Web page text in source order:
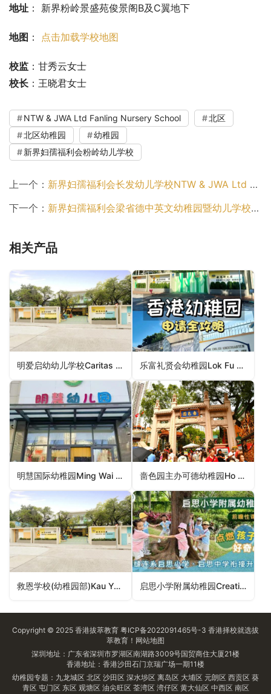
地址 ： 新界粉岭景盛苑俊景阁B及C翼地下
地图 ： 点击加载学校地图
校监 ：甘秀云女士
校长 ：王晓君女士
NTW & JWA Ltd Fanling Nursery School
北区
北区幼稚园
幼稚园
新界妇孺福利会粉岭幼儿学校
上一个： 新界妇孺福利会长发幼儿学校NTW & JWA Ltd Cheung Fat Nursery School（葵青区幼稚园）
下一个： 新界妇孺福利会梁省德中英文幼稚园暨幼儿学校NTW & JWA Leung Sing Tak Anglo-Chinese Kindergarten and Nursery School（西贡区幼稚园）
相关产品
明爱启幼幼儿学校Caritas Kai Yau Nursery School（黄大仙区幼稚园） 乐富礼贤会幼稚园Lok Fu Rhenish Church Kindergarten（黄大仙区幼稚园）
明慧国际幼稚园Ming Wai International Kindergarten（东区幼稚园） 啬色园主办可德幼稚园Ho Tak Kindergarten (Sponsored By Sik Sik Yuen)（黄大仙区幼稚园）
救恩学校(幼稚园部)Kau Yan School (Kindergarten Section)（中西区幼稚园） 启思小学附属幼稚园Creative Primary School’s Kindergarten（九龙城区幼稚园）
Copyright © 2025 香港拔萃教育 粤ICP备2022091465号-3 香港择校就选拔
萃教育！ 网站地图
深圳地址：广东省深圳市罗湖区南湖路3009号国贸商住大厦21楼
香港地址：香港沙田石门京瑞广场一期11楼
幼稚园专题： 九龙城区 北区 沙田区 深水埗区 离岛区 大埔区 元朗区 西贡区 葵
青区 屯门区 东区 观塘区 油尖旺区 荃湾区 湾仔区 黄大仙区 中西区 南区